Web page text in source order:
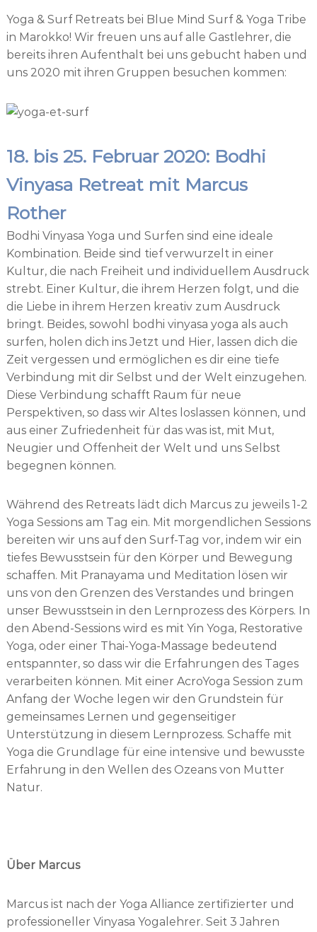
i
n
Yoga & Surf Retreats bei Blue Mind Surf & Yoga Tribe
in Marokko! Wir freuen uns auf alle Gastlehrer, die
bereits ihren Aufenthalt bei uns gebucht haben und
uns 2020 mit ihren Gruppen besuchen kommen:
18. bis 25. Februar 2020: Bodhi
Vinyasa Retreat mit Marcus
Rother
Bodhi Vinyasa Yoga und Surfen sind eine ideale
Kombination. Beide sind tief verwurzelt in einer
Kultur, die nach Freiheit und individuellem Ausdruck
strebt. Einer Kultur, die ihrem Herzen folgt, und die
die Liebe in ihrem Herzen kreativ zum Ausdruck
bringt. Beides, sowohl bodhi vinyasa yoga als auch
surfen, holen dich ins Jetzt und Hier, lassen dich die
Zeit vergessen und ermöglichen es dir eine tiefe
Verbindung mit dir Selbst und der Welt einzugehen.
Diese Verbindung schafft Raum für neue
Perspektiven, so dass wir Altes loslassen können, und
aus einer Zufriedenheit für das was ist, mit Mut,
Neugier und Offenheit der Welt und uns Selbst
begegnen können.
Während des Retreats lädt dich Marcus zu jeweils 1-2
Yoga Sessions am Tag ein. Mit morgendlichen Sessions
bereiten wir uns auf den Surf-Tag vor, indem wir ein
tiefes Bewusstsein für den Körper und Bewegung
schaffen. Mit Pranayama und Meditation lösen wir
uns von den Grenzen des Verstandes und bringen
unser Bewusstsein in den Lernprozess des Körpers. In
den Abend-Sessions wird es mit Yin Yoga, Restorative
Yoga, oder einer Thai-Yoga-Massage bedeutend
entspannter, so dass wir die Erfahrungen des Tages
verarbeiten können. Mit einer AcroYoga Session zum
Anfang der Woche legen wir den Grundstein für
gemeinsames Lernen und gegenseitiger
Unterstützung in diesem Lernprozess. Schaffe mit
Yoga die Grundlage für eine intensive und bewusste
Erfahrung in den Wellen des Ozeans von Mutter
Natur.
Über Marcus
Marcus ist nach der Yoga Alliance zertifizierter und
professioneller Vinyasa Yogalehrer. Seit 3 Jahren